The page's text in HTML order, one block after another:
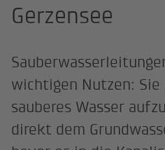
Gerzensee
wichtigen Nutzen: Sie
sauberes Wasser
direkt dem